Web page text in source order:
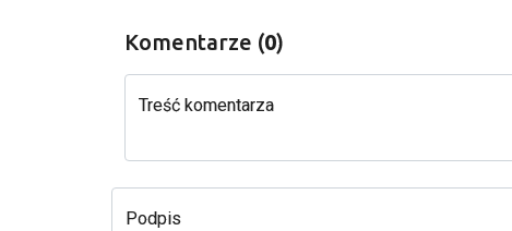
Komentarze (0)
Treść komentarza
Podpis